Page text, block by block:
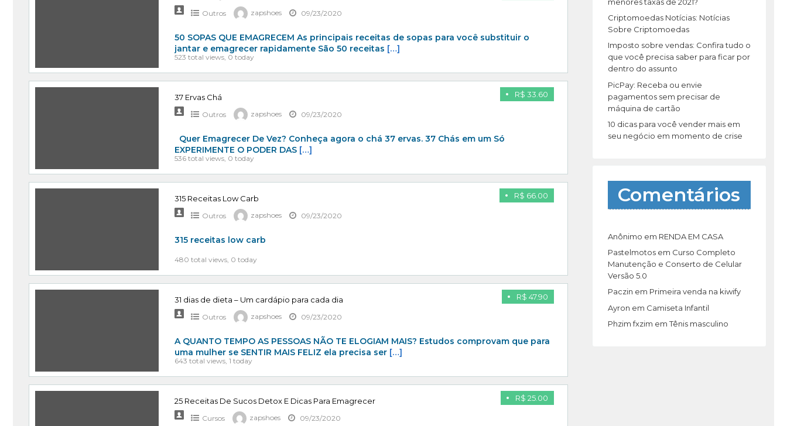
Outros zapshoes 09/23/2020
50 SOPAS QUE EMAGRECEM As principais receitas de sopas para você substituir o
jantar e emagrecer rapidamente São 50 receitas […]
523 total views, 0 today
R$ 33.60
37 Ervas Chá
Outros zapshoes 09/23/2020
Quer Emagrecer De Vez? Conheça agora o chá 37 ervas. 37 Chás em um Só
EXPERIMENTE O PODER DAS […]
536 total views, 0 today
R$ 66.00
315 Receitas Low Carb
Outros zapshoes 09/23/2020
315 receitas low carb
480 total views, 0 today
R$ 47.90
31 dias de dieta – Um cardápio para cada dia
Outros zapshoes 09/23/2020
A QUANTO TEMPO AS PESSOAS NÃO TE ELOGIAM MAIS? Estudos comprovam que para
uma mulher se SENTIR MAIS FELIZ ela precisa ser […]
643 total views, 1 today
R$ 25.00
25 Receitas De Sucos Detox E Dicas Para Emagrecer
Cursos zapshoes 09/23/2020
:
Criptomoedas Notícias: Notícias
Sobre Criptomoedas
Imposto sobre vendas: Confira tudo o
que você precisa saber para ficar por
dentro do assunto
PicPay: Receba ou envie
pagamentos sem precisar de
máquina de cartão
10 dicas para você vender mais em
seu negócio em momento de crise
Comentários
Anônimo em RENDA EM CASA
Pastelmotosem Curso Completo
Manutenção e Conserto de Celular
Versão 5.0
Paczin em Primeira venda na kiwify
Ayron em Camiseta Infantil
Phzim fxzim emTênis masculino